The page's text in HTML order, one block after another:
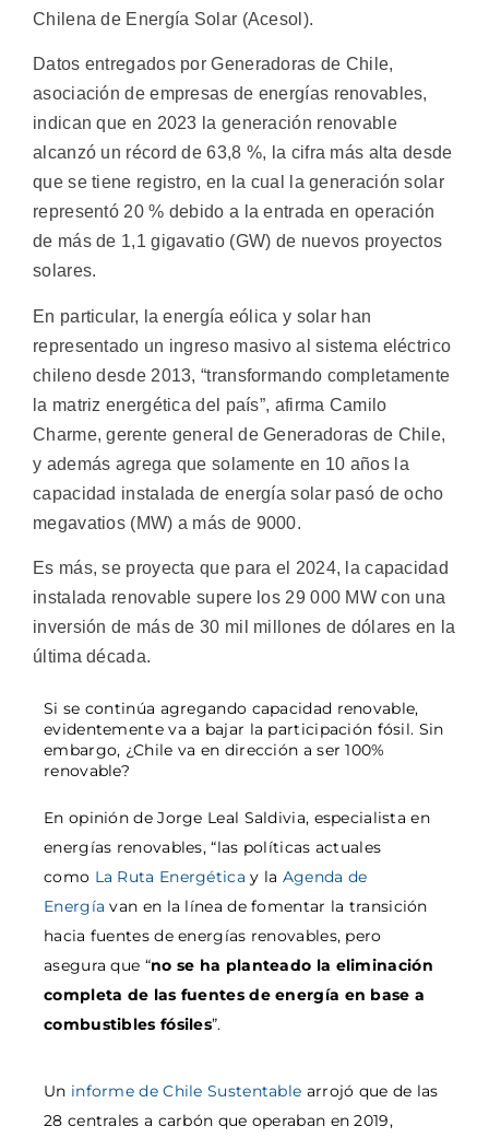
Chilena de Energía Solar (Acesol).
Datos entregados por Generadoras de Chile,
asociación de empresas de energías renovables,
indican que en 2023 la generación renovable
alcanzó un récord de 63,8 %, la cifra más alta desde
que se tiene registro, en la cual la generación solar
representó 20 % debido a la entrada en operación
de más de 1,1 gigavatio (GW) de nuevos proyectos
solares.
En particular, la energía eólica y solar han
representado un ingreso masivo al sistema eléctrico
chileno desde 2013, “transformando completamente
la matriz energética del país”, afirma Camilo
Charme, gerente general de Generadoras de Chile,
y además agrega que solamente en 10 años la
capacidad instalada de energía solar pasó de ocho
megavatios (MW) a más de 9000.
Es más, se proyecta que para el 2024, la capacidad
instalada renovable supere los 29 000 MW con una
inversión de más de 30 mil millones de dólares en la
última década.
Si se continúa agregando capacidad renovable,
evidentemente va a bajar la participación fósil. Sin
embargo, ¿Chile va en dirección a ser 100%
renovable?
En opinión de Jorge Leal Saldivia, especialista en
energías renovables, “las políticas actuales
como La Ruta Energética y la Agenda de
Energía van en la línea de fomentar la transición
hacia fuentes de energías renovables, pero
asegura que “no se ha planteado la eliminación
completa de las fuentes de energía en base a
combustibles fósiles”.
Un informe de Chile Sustentable arrojó que de las
28 centrales a carbón que operaban en 2019,